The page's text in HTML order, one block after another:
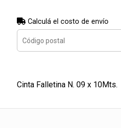
Calculá el costo de envío
Cinta Falletina N. 09 x 10Mts.